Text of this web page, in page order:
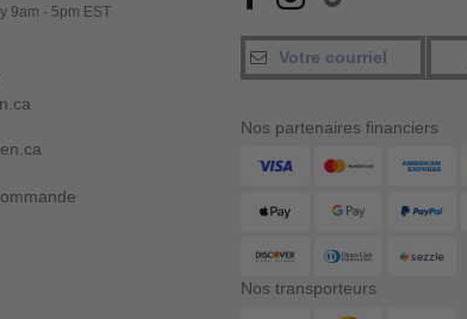
9am - 5pm EST
Nos partenaires financiers
Nos transporteurs